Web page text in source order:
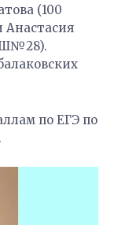
(100
Анастасия
по ЕГЭ по